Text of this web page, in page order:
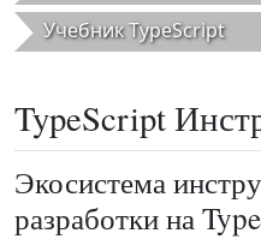
Учебник TypeScript
TypeScript
Экосистема
разработки на